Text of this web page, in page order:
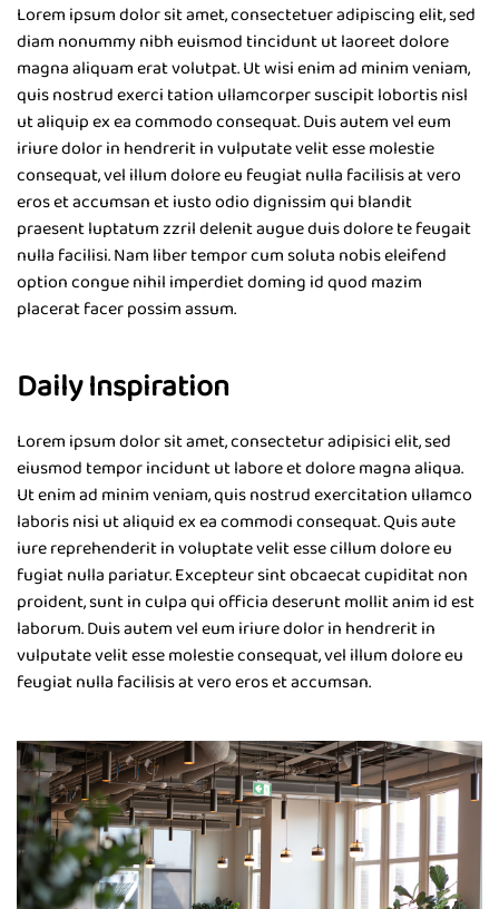
Lorem ipsum dolor sit amet, consectetuer adipiscing elit, sed
diam nonummy nibh euismod tincidunt ut laoreet dolore
magna aliquam erat volutpat. Ut wisi enim ad minim veniam,
quis nostrud exerci tation ullamcorper suscipit lobortis nisl
ut aliquip ex ea commodo consequat. Duis autem vel eum
iriure dolor in hendrerit in vulputate velit esse molestie
consequat, vel illum dolore eu feugiat nulla facilisis at vero
eros et accumsan et iusto odio dignissim qui blandit
praesent luptatum zzril delenit augue duis dolore te feugait
nulla facilisi. Nam liber tempor cum soluta nobis eleifend
option congue nihil imperdiet doming id quod mazim
placerat facer possim assum.
Daily Inspiration
Lorem ipsum dolor sit amet, consectetur adipisici elit, sed
eiusmod tempor incidunt ut labore et dolore magna aliqua.
Ut enim ad minim veniam, quis nostrud exercitation ullamco
laboris nisi ut aliquid ex ea commodi consequat. Quis aute
iure reprehenderit in voluptate velit esse cillum dolore eu
fugiat nulla pariatur. Excepteur sint obcaecat cupiditat non
proident, sunt in culpa qui officia deserunt mollit anim id est
laborum. Duis autem vel eum iriure dolor in hendrerit in
vulputate velit esse molestie consequat, vel illum dolore eu
feugiat nulla facilisis at vero eros et accumsan.